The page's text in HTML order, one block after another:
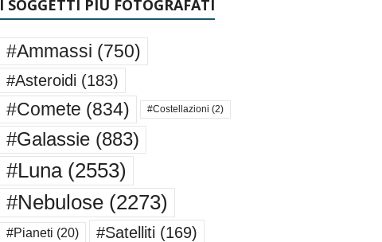
I SOGGETTI PIÙ FOTOGRAFATI
#Ammassi (750)
#Asteroidi (183)
#Comete (834) #Costellazioni (2)
#Galassie(883)
#Luna(2553)
#Nebulose(2273)
#Pianeti (20) #Satelliti (169)